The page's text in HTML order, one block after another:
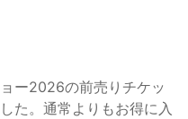
ー2026の前売りチケッ
た。通常よりもお得に入